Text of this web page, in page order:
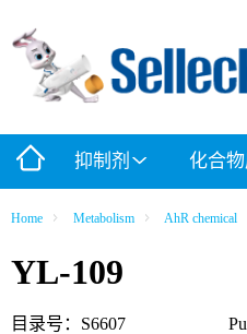
抑制剂 化合
Home Metabolism AhR chemical
YL-109
目录号：S6607